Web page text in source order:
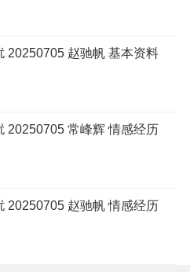
20250705 赵驰帆 基本资料
20250705 常峰辉 情感经历
20250705 赵驰帆 情感经历